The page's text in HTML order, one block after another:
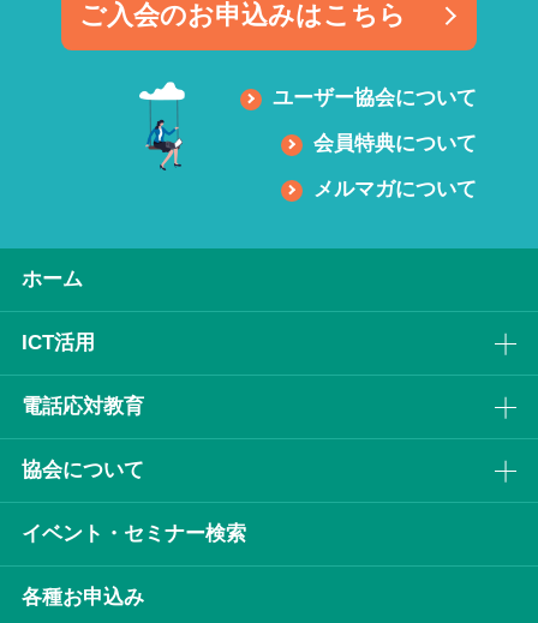
ご入会のお申込みはこちら
ユーザー協会について
会員特典について
メルマガについて
ホーム
ICT活⽤
電話応対教育
協会について
イベント・セミナー検索
各種お申込み